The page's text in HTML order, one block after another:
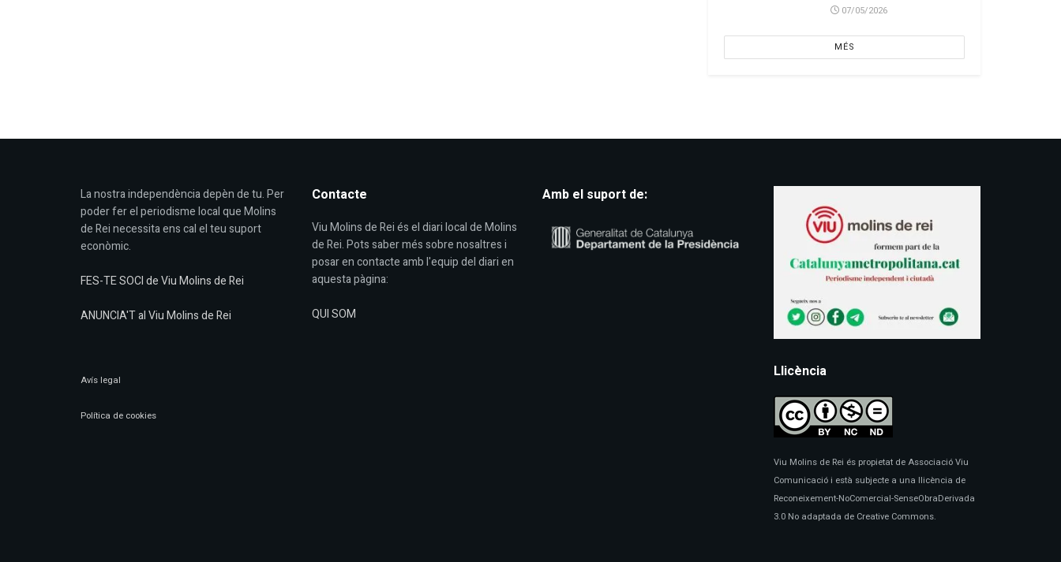
07/05/2026
MÉS
La nostra independència depèn de tu. Per
poder fer el periodisme local que Molins
de Rei necessita ens cal el teu suport
econòmic.
FES-TE SOCI de Viu Molins de Rei
ANUNCIA'T al Viu Molins de Rei
Avís legal
Política de cookies
Contacte
Viu Molins de Rei és el diari local de Molins
de Rei. Pots saber més sobre nosaltres i
posar en contacte amb l'equip del diari en
aquesta pàgina:
QUI SOM
Amb el suport de:
Llicència
Viu Molins de Rei és propietat de Associació Viu
Comunicació i està subjecte a una llicència de
Reconeixement-NoComercial-SenseObraDerivada
3.0 No adaptada de Creative Commons.